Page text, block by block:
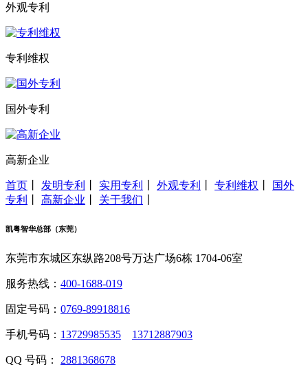
外观专利
专利维权
国外专利
高新企业
首页 发明专利 实用专利 外观专利 专利维权
国外
专利
高新企业 关于我们
凯粤智华总部（东莞）
东莞市东城区东纵路208号万达广场6栋 1704-06室
服务热线： 400-1688-019
固定号码： 0769-89918816
手机号码： 13729985535 13712887903
QQ 号码： 2881368678